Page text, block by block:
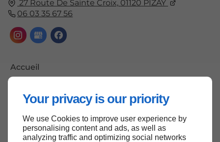
Your privacy is our priority
We use Cookies to improve user experience by
personalising content and ads, as well as
analyzing traffic and optimizing social networks
27 Route De Sainte Croix, 01120 PIZAY
06 03 35 67 56
Accueil
Mentions légales
Plan du site